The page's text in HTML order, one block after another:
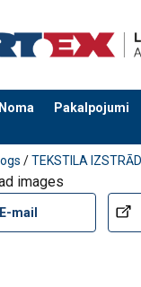
Noma Pakalpojumi
pasūtījumam
/TEKSTILA
E-mail